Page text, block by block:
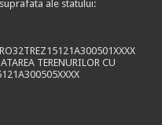
ale statului:
TERENURILOR CU